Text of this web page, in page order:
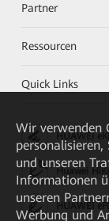
Partner
Ressourcen
Quick Links
HUAWEI
Huawei
HUAWEI
Wir verwenden
und unseren
Informationen
unseren
Werbung und